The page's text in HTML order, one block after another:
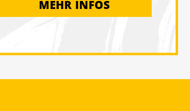
MEHR INFOS